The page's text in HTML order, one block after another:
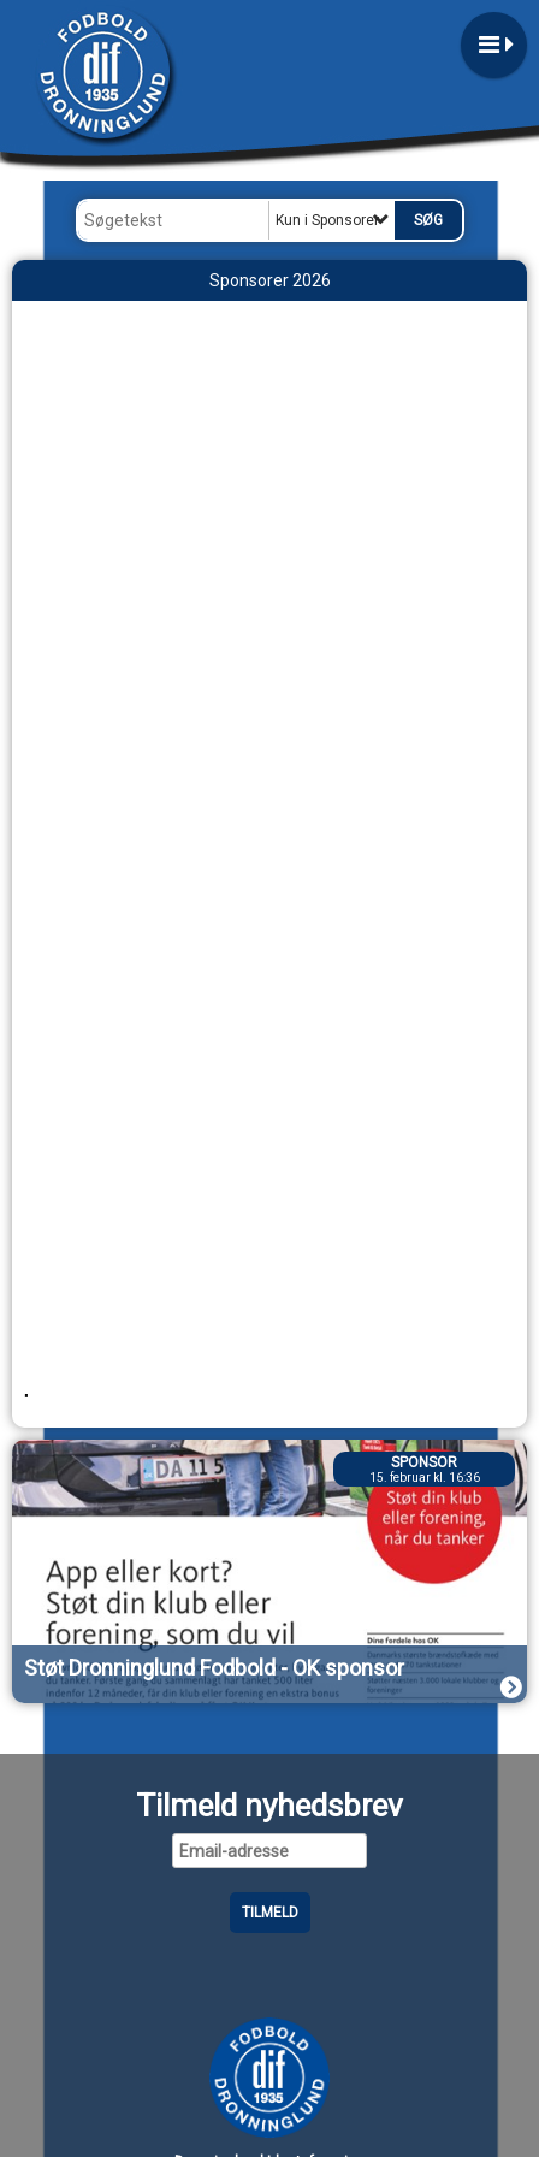
Kun i Sponsorer
Sponsorer 2026
"
SPONSOR
15. februar kl. 16:36
Støt Dronninglund Fodbold - OK sponsor
Tilmeld nyhedsbrev